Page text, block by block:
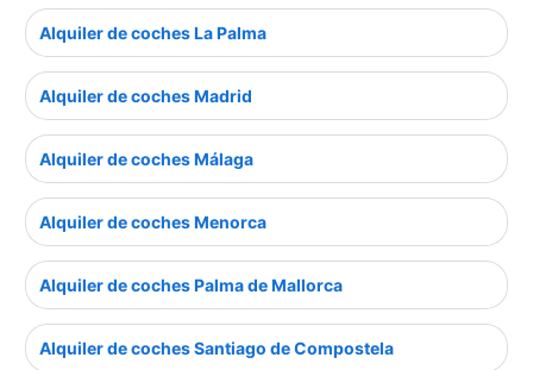
Alquiler de coches La Palma
Alquiler de coches Madrid
Alquiler de coches Málaga
Alquiler de coches Menorca
Alquiler de coches Palma de Mallorca
Alquiler de coches Santiago de Compostela